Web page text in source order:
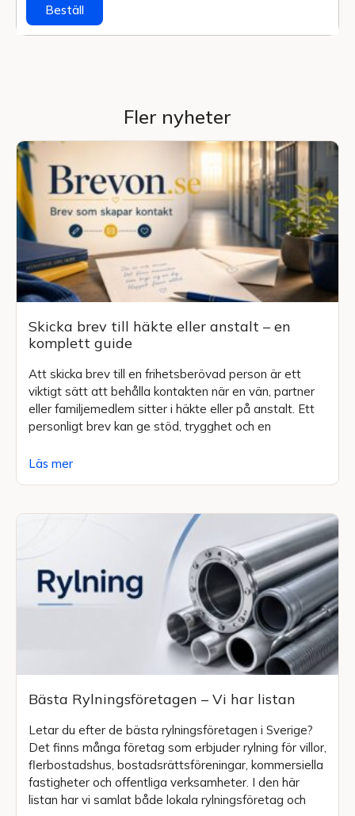
Beställ
Fler nyheter
Skicka brev till häkte eller anstalt – en
komplett guide
Att skicka brev till en frihetsberövad person är ett
viktigt sätt att behålla kontakten när en vän, partner
eller familjemedlem sitter i häkte eller på anstalt. Ett
personligt brev kan ge stöd, trygghet och en
Läs mer
Bästa Rylningsföretagen – Vi har listan
Letar du efter de bästa rylningsföretagen i Sverige?
Det finns många företag som erbjuder rylning för villor,
flerbostadshus, bostadsrättsföreningar, kommersiella
fastigheter och offentliga verksamheter. I den här
listan har vi samlat både lokala rylningsföretag och